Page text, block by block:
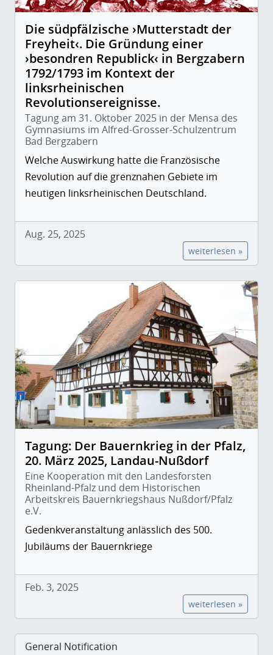
Die südpfälzische ›Mutterstadt der
Freyheit‹. Die Gründung einer
›besondren Republick‹ in Bergzabern
1792/1793 im Kontext der
linksrheinischen
Revolutionsereignisse.
Tagung am 31. Oktober 2025 in der Mensa des
Gymnasiums im Alfred-Grosser-Schulzentrum
Bad Bergzabern
Welche Auswirkung hatte die Französische
Revolution auf die grenznahen Gebiete im
heutigen linksrheinischen Deutschland.
Aug. 25, 2025
weiterlesen »
Tagung: Der Bauernkrieg in der Pfalz,
20. März 2025, Landau-Nußdorf
Eine Kooperation mit den Landesforsten
Rheinland-Pfalz und dem Historischen
Arbeitskreis Bauernkriegshaus Nußdorf/Pfalz
e.V.
Gedenkveranstaltung anlässlich des 500.
Jubiläums der Bauernkriege
Feb. 3, 2025
weiterlesen »
General Notification